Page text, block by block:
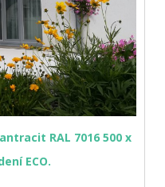
RAL 7016 500 x
ECO.